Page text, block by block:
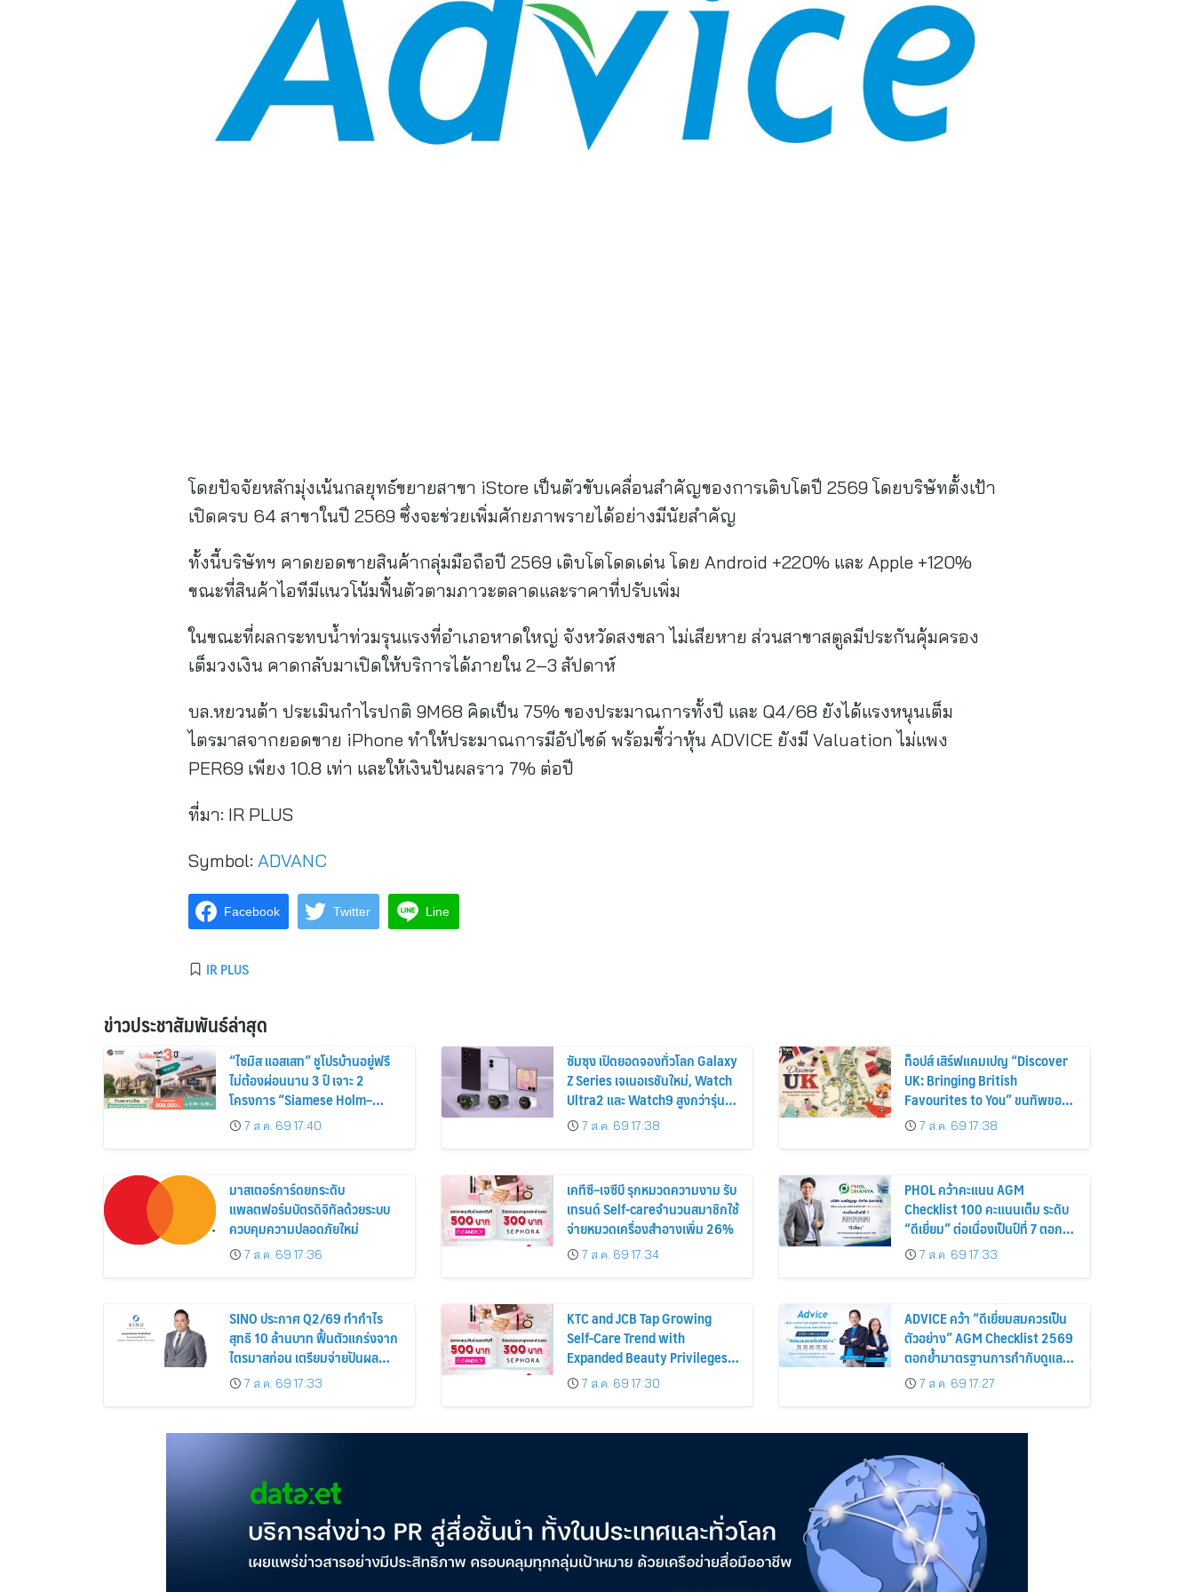
โดยปัจจัยหลักมุ่งเน้นกลยุทธ์ขยายสาขา iStore เป็นตัวขับเคลื่อนสำคัญของการเติบโตปี 2569 โดยบริษัทตั้งเป้า
เปิดครบ 64 สาขาในปี 2569 ซึ่งจะช่วยเพิ่มศักยภาพรายได้อย่างมีนัยสำคัญ
ทั้งนี้บริษัทฯ คาดยอดขายสินค้ากลุ่มมือถือปี 2569 เติบโตโดดเด่น โดย Android +220% และ Apple +120%
ขณะที่สินค้าไอทีมีแนวโน้มฟื้นตัวตามภาวะตลาดและราคาที่ปรับเพิ่ม
ในขณะที่ผลกระทบน้ำท่วมรุนแรงที่อำเภอหาดใหญ่ จังหวัดสงขลา ไม่เสียหาย ส่วนสาขาสตูลมีประกันคุ้มครอง
เต็มวงเงิน คาดกลับมาเปิดให้บริการได้ภายใน 2–3 สัปดาห์
บล.หยวนต้า ประเมินกำไรปกติ 9M68 คิดเป็น 75% ของประมาณการทั้งปี และ Q4/68 ยังได้แรงหนุนเต็ม
ไตรมาสจากยอดขาย iPhone ทำให้ประมาณการมีอัปไซด์ พร้อมชี้ว่าหุ้น ADVICE ยังมี Valuation ไม่แพง
PER69 เพียง 10.8 เท่า และให้เงินปันผลราว 7% ต่อปี
ที่มา: IR PLUS
Symbol: ADVANC
Facebook Twitter Line
IR PLUS
ข่าวประชาสัมพันธ์ล่าสุด
“ไซมิส แอสเสท” ชูโปรบ้านอยู่ฟรี
ไม่ต้องผ่อนนาน 3 ปี เจาะ 2
โครงการ “Siamese Holm–
Siamese Blossom” พร้อม
ส่วนลดและสิทธิพิเศษถึง 31
7 ส.ค. 69 17:40
ซัมซุง เปิดยอดจองทั่วโลก Galaxy
Z Series เจเนอเรชันใหม่, Watch
Ultra2 และ Watch9 สูงกว่ารุ่น
ก่อนหน้ากว่า 30%
7 ส.ค. 69 17:38
ท็อปส์ เสิร์ฟแคมเปญ “Discover
UK: Bringing British
Favourites to You” ขนทัพของ
อร่อยและไอเท็มฮิตจากสหราช
อาณาจักร ส่งตรงถึงมือตั้งแต่วัน
7 ส.ค. 69 17:38
มาสเตอร์การ์ดยกระดับ
แพลตฟอร์มบัตรดิจิทัลด้วยระบบ
ควบคุมความปลอดภัยใหม่
7 ส.ค. 69 17:36
เคทีซี–เจซีบี รุกหมวดความงาม รับ
เทรนด์ Self-careจำนวนสมาชิกใช้
จ่ายหมวดเครื่องสำอางเพิ่ม 26%
7 ส.ค. 69 17:34
PHOL คว้าคะแนน AGM
Checklist 100 คะแนนเต็ม ระดับ
“ดีเยี่ยม” ต่อเนื่องเป็นปีที่ 7 ตอกย้ำ
การดำเนินธุรกิจตามหลักธรรมาภิ
บาล โปร่งใส สร้างความเชื่อมั่นผู้
7 ส.ค. 69 17:33
SINO ประกาศ Q2/69 ทำกำไร
สุทธิ 10 ล้านบาท ฟื้นตัวแกร่งจาก
ไตรมาสก่อน เตรียมจ่ายปันผล
ระหว่างกาล 0.014423 บาทต่อหุ้น
ครึ่งปีหลังมุ่งเติบโตต่อเนื่อง
7 ส.ค. 69 17:33
KTC and JCB Tap Growing
Self-Care Trend with
Expanded Beauty Privileges
Number of KTC JCB
Cardmembers Spending on
7 ส.ค. 69 17:30
ADVICE คว้า “ดีเยี่ยมสมควรเป็น
ตัวอย่าง” AGM Checklist 2569
ตอกย้ำมาตรฐานการกำกับดูแล
กิจการที่ดี
7 ส.ค. 69 17:27